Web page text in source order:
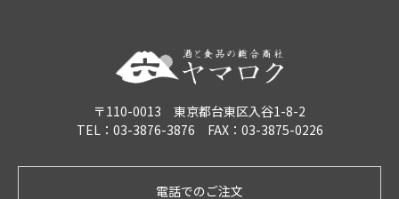
〒110-0013 東京都台東区入谷1-8-2
TEL：03-3876-3876 FAX：03-3875-0226
電話でのご注文